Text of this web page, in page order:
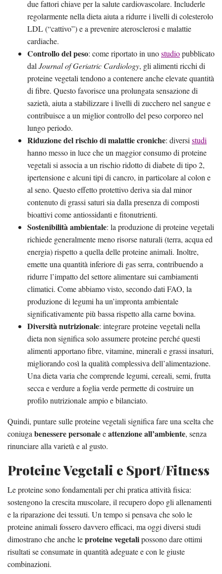
due fattori chiave per la salute cardiovascolare. Includerle
regolarmente nella dieta aiuta a ridurre i livelli di colesterolo
LDL (“cattivo”) e a prevenire aterosclerosi e malattie
cardiache.
Controllo del peso: come riportato in unostudiopubblicato
dalJournal of Geriatric Cardiology, gli alimenti ricchi di
proteine vegetali tendono a contenere anche elevate quantità
di fibre. Questo favorisce una prolungata sensazione di
sazietà, aiuta a stabilizzare i livelli di zucchero nel sangue e
contribuisce a un miglior controllo del peso corporeo nel
lungo periodo.
Riduzione del rischio di malattie croniche: diversistudi
hanno messo in luce che un maggior consumo di proteine
vegetali si associa a un rischio ridotto di diabete di tipo 2,
ipertensione e alcuni tipi di cancro, in particolare al colon e
al seno. Questo effetto protettivo deriva sia dal minor
contenuto di grassi saturi sia dalla presenza di composti
bioattivi come antiossidanti e fitonutrienti.
Sostenibilità ambientale: la produzione di proteine vegetali
richiede generalmente meno risorse naturali (terra, acqua ed
energia) rispetto a quella delle proteine animali. Inoltre,
emette una quantità inferiore di gas serra, contribuendo a
ridurre l’impatto del settore alimentare sui cambiamenti
climatici. Come abbiamo visto, secondo dati FAO, la
produzione di legumi ha un’impronta ambientale
significativamente più bassa rispetto alla carne bovina.
Diversità nutrizionale: integrare proteine vegetali nella
dieta non significa solo assumere proteine perché questi
alimenti apportano fibre, vitamine, minerali e grassi insaturi,
migliorando così la qualità complessiva dell’alimentazione.
Una dieta varia che comprende legumi, cereali, semi, frutta
secca e verdure a foglia verde permette di costruire un
profilo nutrizionale ampio e bilanciato.
Quindi, puntare sulle proteine vegetali significa fare una scelta che
coniugabenessere personaleeattenzione all’ambiente, senza
rinunciare alla varietà e al gusto.
Proteine Vegetali e Sport/Fitness
Le proteine sono fondamentali per chi pratica attività fisica:
sostengono la crescita muscolare, il recupero dopo gli allenamenti
e la riparazione dei tessuti. Un tempo si pensava che solo le
proteine animali fossero davvero efficaci, ma oggi diversi studi
dimostrano che anche leproteine vegetalipossono dare ottimi
risultati se consumate in quantità adeguate e con le giuste
combinazioni.